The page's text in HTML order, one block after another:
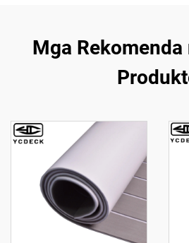
Mga Rekomenda